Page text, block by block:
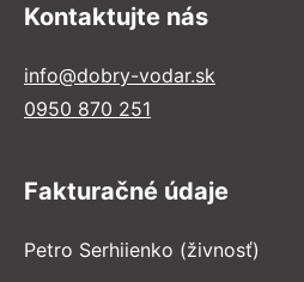
Kontaktujte nás
info@dobry-vodar.sk
0950 870 251
Fakturačné údaje
Petro Serhiienko (živnosť)